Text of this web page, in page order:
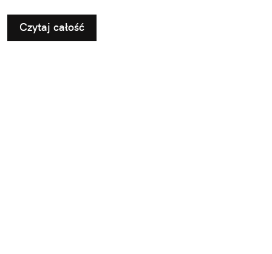
zarostu Braun BT9, trymera do ciała Braun BG7
oraz zestawu do stylizacji All-in-One Braun AIO7.
Teraz możesz śmiało i bez wysiłku uzyskać
Czytaj całość